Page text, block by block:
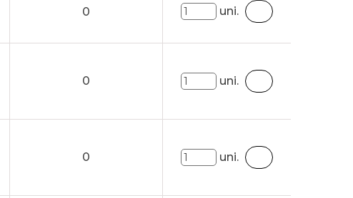
0 uni.
0 uni.
0 uni.